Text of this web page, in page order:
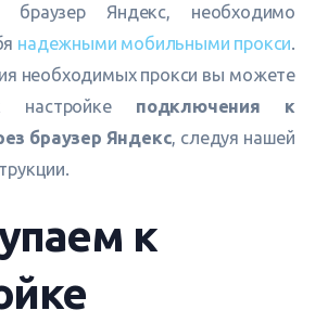
браузер Яндекс, необходимо
надежными мобильными прокси
необходимых прокси вы можете
настройке подключения к
браузер Яндекс , следуя нашей
к